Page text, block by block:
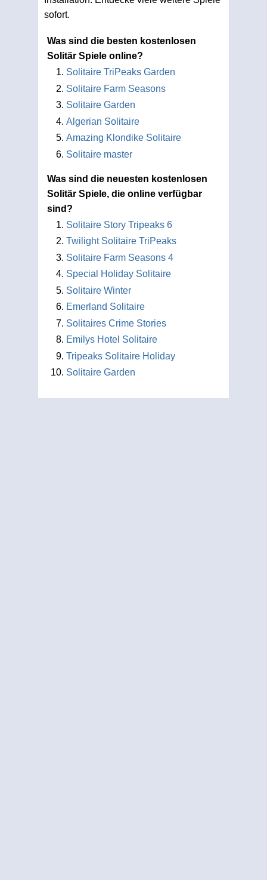
sofort.
Was sind die besten kostenlosen
Solitär Spiele online?
Solitaire TriPeaks Garden
Solitaire Farm Seasons
Solitaire Garden
Algerian Solitaire
Amazing Klondike Solitaire
Solitaire master
Was sind die neuesten kostenlosen
Solitär Spiele, die online verfügbar
sind?
Solitaire Story Tripeaks 6
Twilight Solitaire TriPeaks
Solitaire Farm Seasons 4
Special Holiday Solitaire
Solitaire Winter
Emerland Solitaire
Solitaires Crime Stories
Emilys Hotel Solitaire
Tripeaks Solitaire Holiday
Solitaire Garden